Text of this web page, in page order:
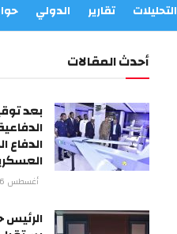
التحليلات تقارير الدولي
أحدث المقالات
بعد
أغسطس 6, 2026